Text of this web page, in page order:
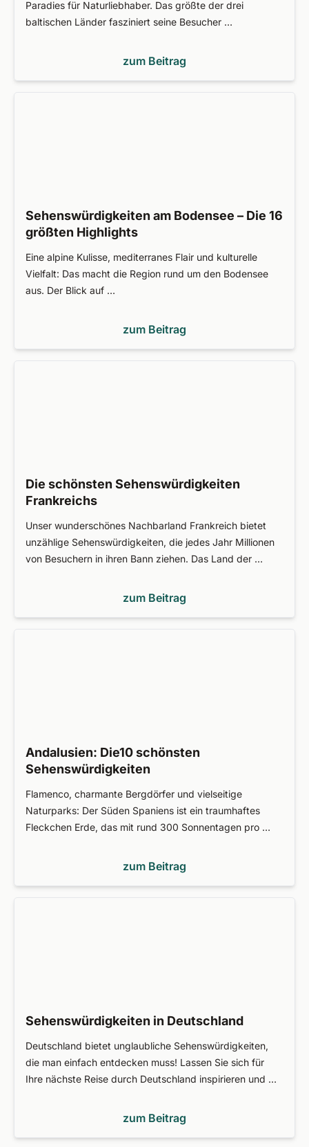
Paradies für Naturliebhaber. Das größte der drei
baltischen Länder fasziniert seine Besucher …
zum Beitrag
Sehenswürdigkeiten am Bodensee – Die 16
größten Highlights
Eine alpine Kulisse, mediterranes Flair und kulturelle
Vielfalt: Das macht die Region rund um den Bodensee
aus. Der Blick auf …
zum Beitrag
Die schönsten Sehenswürdigkeiten
Frankreichs
Unser wunderschönes Nachbarland Frankreich bietet
unzählige Sehenswürdigkeiten, die jedes Jahr Millionen
von Besuchern in ihren Bann ziehen. Das Land der …
zum Beitrag
Andalusien: Die10 schönsten
Sehenswürdigkeiten
Flamenco, charmante Bergdörfer und vielseitige
Naturparks: Der Süden Spaniens ist ein traumhaftes
Fleckchen Erde, das mit rund 300 Sonnentagen pro …
zum Beitrag
Sehenswürdigkeiten in Deutschland
Deutschland bietet unglaubliche Sehenswürdigkeiten,
die man einfach entdecken muss! Lassen Sie sich für
Ihre nächste Reise durch Deutschland inspirieren und …
zum Beitrag